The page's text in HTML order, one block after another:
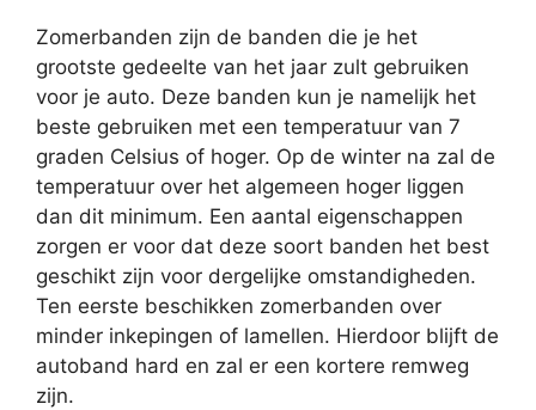
Zomerbanden zijn de banden die je het
grootste gedeelte van het jaar zult gebruiken
voor je auto. Deze banden kun je namelijk het
beste gebruiken met een temperatuur van 7
graden Celsius of hoger. Op de winter na zal de
temperatuur over het algemeen hoger liggen
dan dit minimum. Een aantal eigenschappen
zorgen er voor dat deze soort banden het best
geschikt zijn voor dergelijke omstandigheden.
Ten eerste beschikken zomerbanden over
minder inkepingen of lamellen. Hierdoor blijft de
autoband hard en zal er een kortere remweg
zijn.